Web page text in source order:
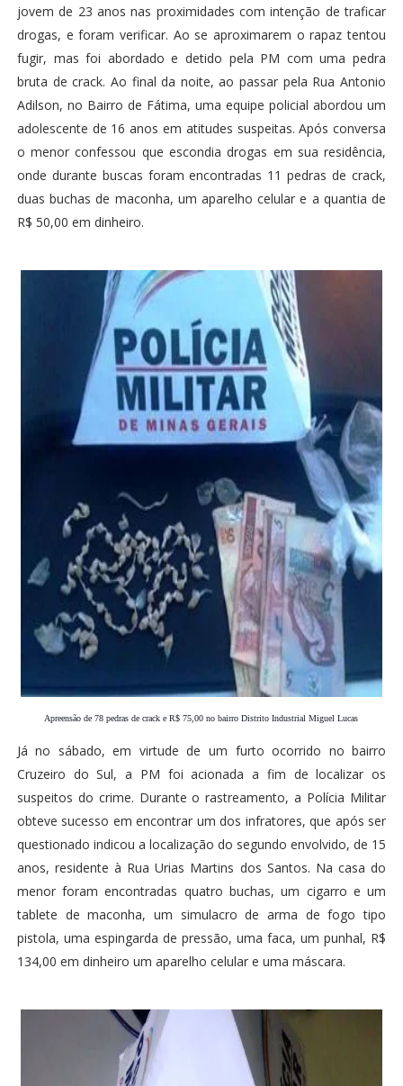
jovem de 23 anos nas proximidades com intenção de traficar
drogas, e foram verificar. Ao se aproximarem o rapaz tentou
fugir, mas foi abordado e detido pela PM com uma pedra
bruta de crack. Ao final da noite, ao passar pela Rua Antonio
Adilson, no Bairro de Fátima, uma equipe policial abordou um
adolescente de 16 anos em atitudes suspeitas. Após conversa
o menor confessou que escondia drogas em sua residência,
onde durante buscas foram encontradas 11 pedras de crack,
duas buchas de maconha, um aparelho celular e a quantia de
R$ 50,00 em dinheiro.
Apreensão de 78 pedras de crack e R$ 75,00 no bairro Distrito Industrial Miguel Lucas
Já no sábado, em virtude de um furto ocorrido no bairro
Cruzeiro do Sul, a PM foi acionada a fim de localizar os
suspeitos do crime. Durante o rastreamento, a Polícia Militar
obteve sucesso em encontrar um dos infratores, que após ser
questionado indicou a localização do segundo envolvido, de 15
anos, residente à Rua Urias Martins dos Santos. Na casa do
menor foram encontradas quatro buchas, um cigarro e um
tablete de maconha, um simulacro de arma de fogo tipo
pistola, uma espingarda de pressão, uma faca, um punhal, R$
134,00 em dinheiro um aparelho celular e uma máscara.